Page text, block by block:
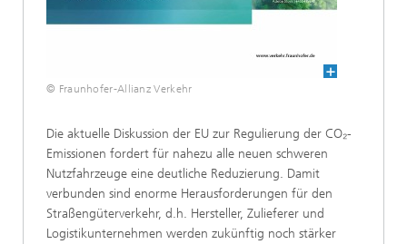
© Fraunhofer-Allianz Verkehr
Die aktuelle Diskussion der EU zur Regulierung der CO₂-
Emissionen fordert für nahezu alle neuen schweren
Nutzfahrzeuge eine deutliche Reduzierung. Damit
verbunden sind enorme Herausforderungen für den
Straßengüterverkehr, d.h. Hersteller, Zulieferer und
Logistikunternehmen werden zukünftig noch stärker